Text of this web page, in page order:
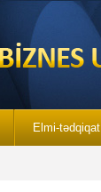
Elmi-tədqiqat